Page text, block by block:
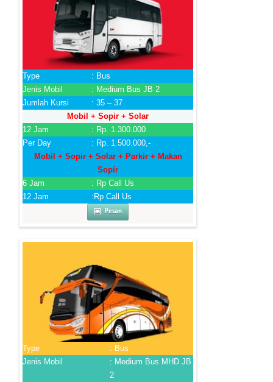
Type
: Bus
Jenis Mobil
: Medium Bus JB 2
Jumlah Kursi
: 35 – 37
Mobil + Sopir + Solar
12 Jam
: Rp. 1.300.000
Per Day
: Rp. 1.500.000,-
Mobil + Sopir + Solar + Parkir + Makan
Sopir
6 Jam
: Rp Call Us
12 Jam
:Rp Call Us
Pesan
Type
: Bus
Jenis Mobil
: Medium Bus MHD JB
2